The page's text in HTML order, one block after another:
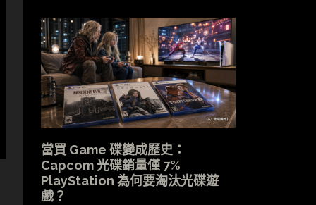
當買 Game 碟變成歷史：
Capcom 光碟銷量僅 7%
PlayStation 為何要淘汰光碟遊
戲？